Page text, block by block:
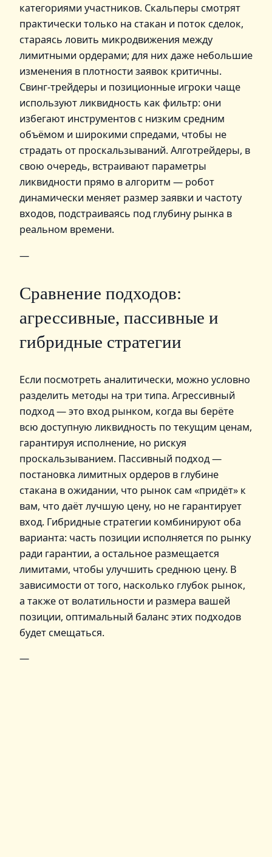
категориями участников. Скальперы смотрят
практически только на стакан и поток сделок,
стараясь ловить микродвижения между
лимитными ордерами; для них даже небольшие
изменения в плотности заявок критичны.
Свинг‑трейдеры и позиционные игроки чаще
используют ликвидность как фильтр: они
избегают инструментов с низким средним
объёмом и широкими спредами, чтобы не
страдать от проскальзываний. Алготрейдеры, в
свою очередь, встраивают параметры
ликвидности прямо в алгоритм — робот
динамически меняет размер заявки и частоту
входов, подстраиваясь под глубину рынка в
реальном времени.
—
Сравнение подходов:
агрессивные, пассивные и
гибридные стратегии
Если посмотреть аналитически, можно условно
разделить методы на три типа. Агрессивный
подход — это вход рынком, когда вы берёте
всю доступную ликвидность по текущим ценам,
гарантируя исполнение, но рискуя
проскальзыванием. Пассивный подход —
постановка лимитных ордеров в глубине
стакана в ожидании, что рынок сам «придёт» к
вам, что даёт лучшую цену, но не гарантирует
вход. Гибридные стратегии комбинируют оба
варианта: часть позиции исполняется по рынку
ради гарантии, а остальное размещается
лимитами, чтобы улучшить среднюю цену. В
зависимости от того, насколько глубок рынок,
а также от волатильности и размера вашей
позиции, оптимальный баланс этих подходов
будет смещаться.
—